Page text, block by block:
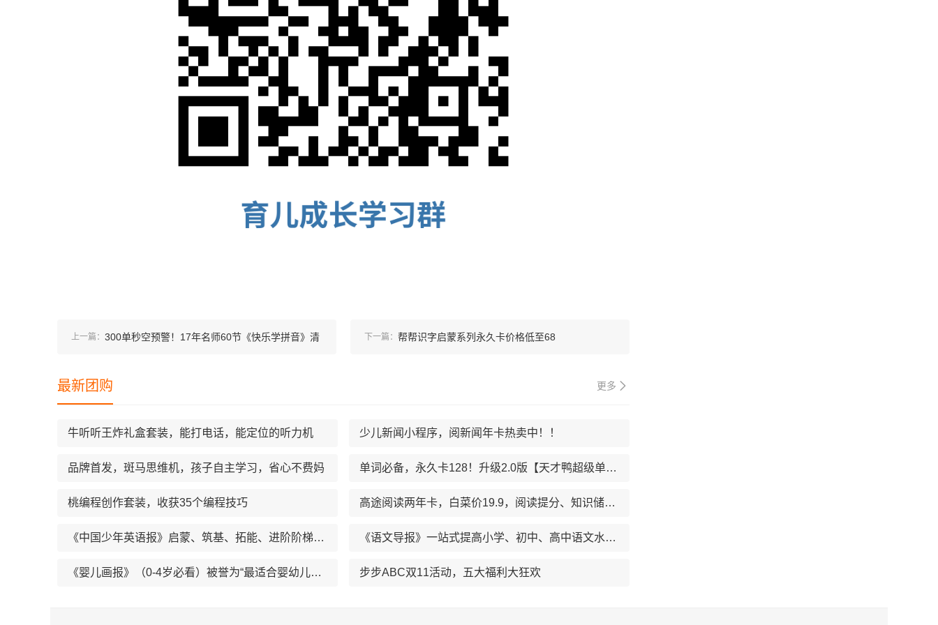
上一篇： 300单秒空预警！17年名师60节《快乐学拼音》清 下一篇： 帮帮识字启蒙系列永久卡价格低至68
最新团购 更多
牛听听王炸礼盒套装，能打电话，能定位的听力机 少儿新闻小程序，阅新闻年卡热卖中！！
品牌首发，斑马思维机，孩⼦⾃主学习，省⼼不费妈 单词必备，永久卡128！升级2.0版【天才鸭超级单词表】
桃编程创作套装，收获35个编程技巧 高途阅读两年卡，白菜价19.9，阅读提分、知识储备一把抓
《中国少年英语报》启蒙、筑基、拓能、进阶阶梯式提升英语水平，学习英语的亲密伙伴 《语文导报》一站式提高小学、初中、高中语文水平跳出课本看世界，提升素养有水平
《婴儿画报》（0-4岁必看）被誉为“最适合婴幼儿的杂志”！ 步步ABC双11活动，五大福利大狂欢